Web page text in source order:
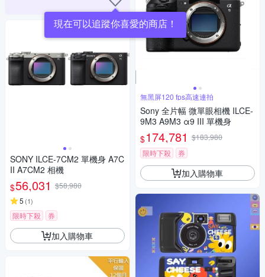
現在可以追蹤你喜愛的商店！
SONY ILCE-7CM2 單機身 A7C
II A7CM2 相機
$56,031 $58,980
5 (1)
限時下殺 券
加入購物車
無黑屏120 fps高速連拍
Sony 全片幅 微單眼相機 ILCE-
9M3 A9M3 α9 III 單機身
$174,781 $183,980
限時下殺
券
加入購物車